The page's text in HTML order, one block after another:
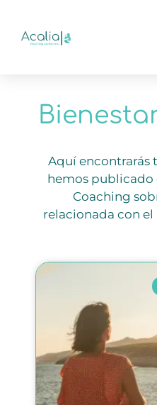
Aquí encontrarás
hemos publicado
Coaching
relacionada con el